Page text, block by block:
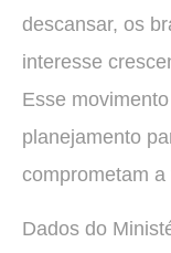
descansar, os
interesse
Esse
planejamento
comprometam a
Dados do